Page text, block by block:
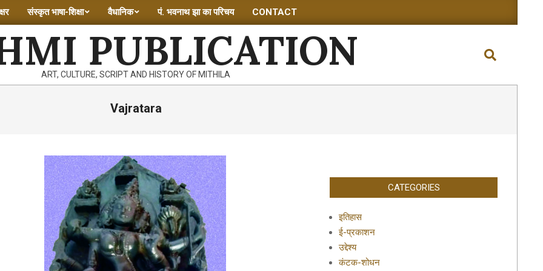
संस्कृत भाषा-शिक्षा वैधानिक पं. भवनाथ झा का परिचय CONTACT
PUBLICATION
ART, CULTURE, SCRIPT AND HISTORY OF MITHILA
Search
Vajratara
CATEGORIES
इतिहास
ई-प्रकाशन
उद्देश्य
कंटक-शोधन